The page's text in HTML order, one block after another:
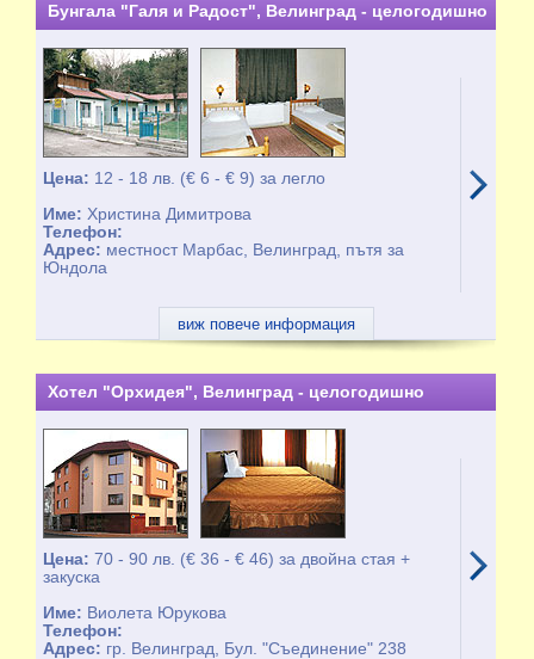
Бунгала "Галя и Радост", Велинград - целогодишно
Цена: 12 - 18 лв. (€ 6 - € 9) за легло
Име: Христина Димитрова
Телефон:
Адрес: местност Марбас, Велинград, пътя за
Юндола
виж повече информация
Хотел "Орхидея", Велинград - целогодишно
Цена:70 - 90 лв. (€ 36 - € 46) за двойна стая +
закуска
Име: Виолета Юрукова
Телефон:
Адрес: гр. Велинград, Бул. "Съединение" 238